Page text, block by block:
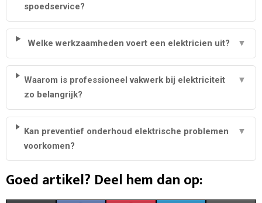
spoedservice?
Welke werkzaamheden voert een elektricien uit? ▼
Waarom is professioneel vakwerk bij elektriciteit
zo belangrijk?
▼
Kan preventief onderhoud elektrische problemen
voorkomen?
▼
Goed artikel? Deel hem dan op: